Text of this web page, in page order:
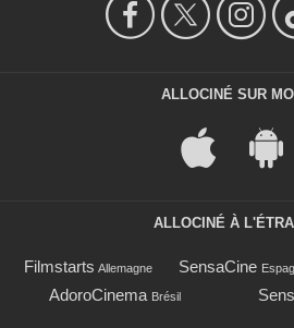
ALLOCINÉ SUR
ALLOCINÉ À
Filmstarts Allemagne SensaCine
AdoroCinema Brésil